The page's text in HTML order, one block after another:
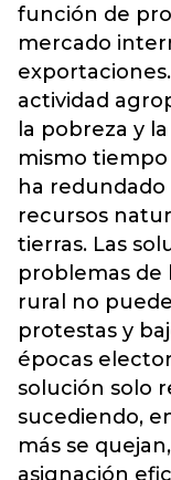
función de
mercado
actividad
la pobreza y
mismo
ha
recursos
tierras. Las
problemas de
rural no
protestas y
épocas
solución solo
sucediendo,
más se
asignación